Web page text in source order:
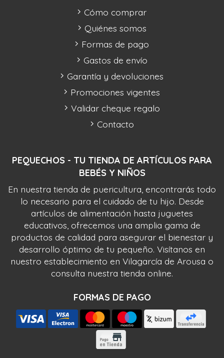
PEQUECHOS - TU TIENDA DE ARTÍCULOS PARA
BEBÉS Y NIÑOS
En nuestra tienda de puericultura, encontrarás todo
lo necesario para el cuidado de tu hijo. Desde
artículos de alimentación hasta juguetes
educativos, ofrecemos una amplia gama de
productos de calidad para asegurar el bienestar y
desarrollo óptimo de tu pequeño. Visítanos en
nuestro establecimiento en Vilagarcía de Arousa o
consulta nuestra tienda online.
FORMAS DE PAGO
Cómo comprar
Quiénes somos
Formas de pago
Gastos de envío
Garantía y devoluciones
Promociones vigentes
Validar cheque regalo
Contacto